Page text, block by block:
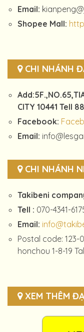
Email:
Shopee Mall:
CHI NHÁNH
CITY 10441 Tell
Facebook:
Email:
CHI NHÁNH
Takibeni
Tell : 070-4341-
Email:
Postal code: 123-
honchou 1-8-19
XEM THÊM